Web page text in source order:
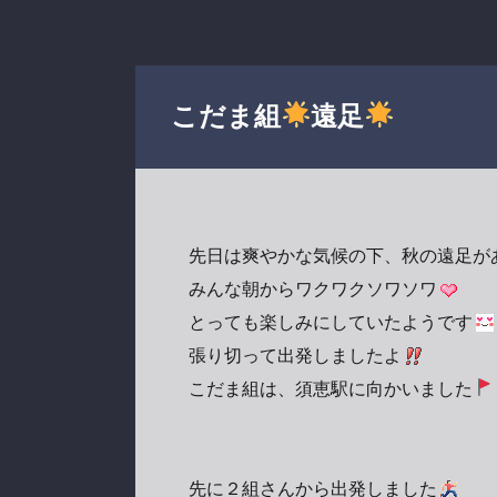
こだま組 遠足
先日は爽やかな気候の下、秋の遠足が
みんな朝からワクワクソワソワ
とっても楽しみにしていたようです
張り切って出発しましたよ
こだま組は、須恵駅に向かいました
先に２組さんから出発しました